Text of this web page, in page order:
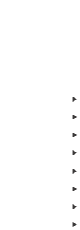
►
►
►
►
►
►
►
►